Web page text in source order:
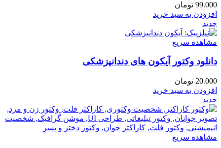
99.000 تومان
افزودن به سبد خرید
جدید
مشاهده سریع
دانلود وکتور آیکون های دندانپزشکی
20.000 تومان
افزودن به سبد خرید
جدید
مشاهده سریع